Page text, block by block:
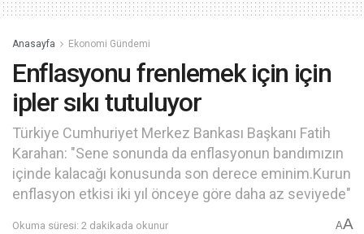
Anasayfa Ekonomi Gündemi
Enflasyonu frenlemek için için
ipler sıkı tutuluyor
Türkiye Cumhuriyet Merkez Bankası Başkanı Fatih
Karahan: "Sene sonunda da enflasyonun bandımızın
içinde kalacağı konusunda son derece eminim.Kurun
enflasyon etkisi iki yıl önceye göre daha az seviyede"
Okuma süresi: 2 dakikada okunur AA